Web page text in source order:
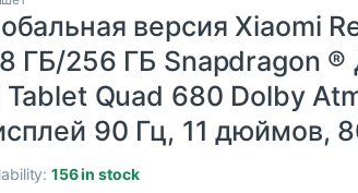
версия Xiaomi
ГБ/256 ГБ Snapdragon
Tablet Quad 680 Dolby
90 Гц, 11 дюймов,
156 in stock